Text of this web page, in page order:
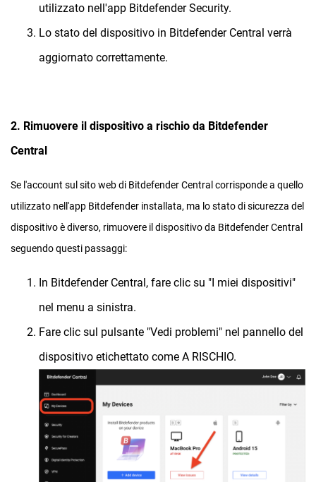
utilizzato nell'app Bitdefender Security.
Lo stato del dispositivo in Bitdefender Central verrà
aggiornato correttamente.
2. Rimuovere il dispositivo a rischio da Bitdefender
Central
Se l'account sul sito web di Bitdefender Central corrisponde a quello
utilizzato nell'app Bitdefender installata, ma lo stato di sicurezza del
dispositivo è diverso, rimuovere il dispositivo da Bitdefender Central
seguendo questi passaggi:
In Bitdefender Central, fare clic su "I miei dispositivi"
nel menu a sinistra.
Fare clic sul pulsante "Vedi problemi" nel pannello del
dispositivo etichettato come A RISCHIO.